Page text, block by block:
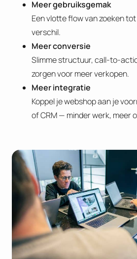
Meer gebruiksgemak
Een vlotte flow van zoeken
verschil.
Meer conversie
Slimme structuur, call-to-
zorgen voor meer verkopen.
Meer integratie
Koppel je webshop aan je
of CRM — minder werk, meer